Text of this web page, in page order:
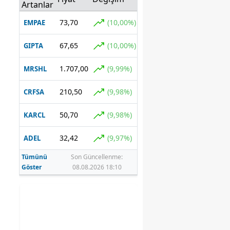
yarışmacısı
merak edildi
Artanlar
EMPAE 73,70 (10,00%)
GIPTA 67,65 (10,00%)
MRSHL 1.707,00 (9,99%)
CRFSA 210,50 (9,98%)
KARCL 50,70 (9,98%)
ADEL 32,42 (9,97%)
Tümünü
Göster
Son Güncellenme:
08.08.2026 18:10